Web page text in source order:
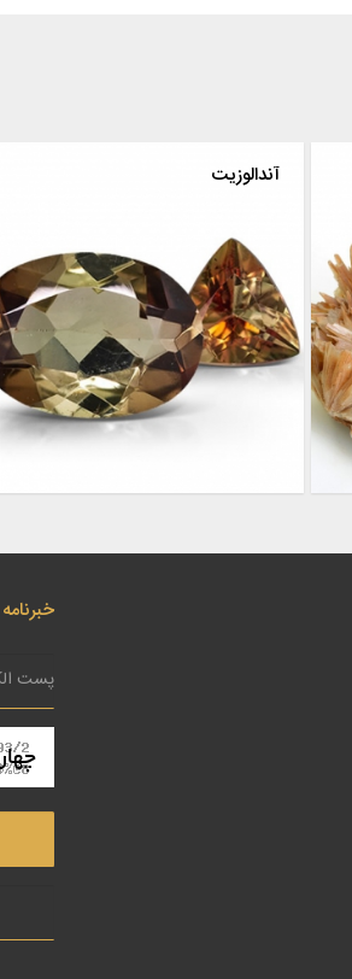
آندالوزیت
خبرنامه